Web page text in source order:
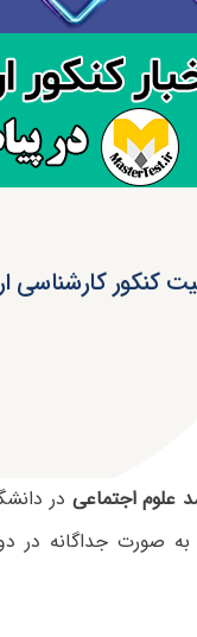
کنکور کارشناسی
علوم اجتماعی در
صورت جداگانه در